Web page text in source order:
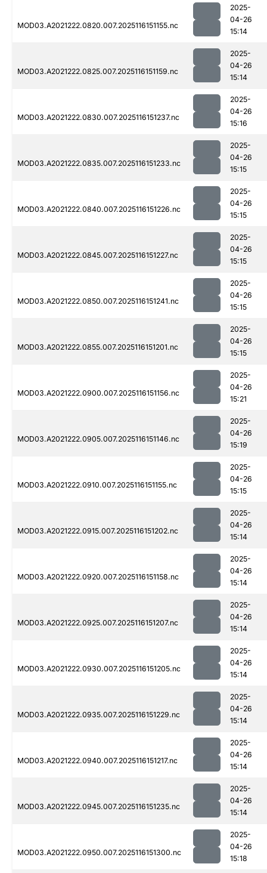
MOD03.A2021222.0820.007.2025116151155.nc
2025-
04-26
15:14
MOD03.A2021222.0825.007.2025116151159.nc
2025-
04-26
15:14
MOD03.A2021222.0830.007.2025116151237.nc
2025-
04-26
15:16
MOD03.A2021222.0835.007.2025116151233.nc
2025-
04-26
15:15
MOD03.A2021222.0840.007.2025116151226.nc
2025-
04-26
15:15
MOD03.A2021222.0845.007.2025116151227.nc
2025-
04-26
15:15
MOD03.A2021222.0850.007.2025116151241.nc
2025-
04-26
15:15
MOD03.A2021222.0855.007.2025116151201.nc
2025-
04-26
15:15
MOD03.A2021222.0900.007.2025116151156.nc
2025-
04-26
15:21
MOD03.A2021222.0905.007.2025116151146.nc
2025-
04-26
15:19
MOD03.A2021222.0910.007.2025116151155.nc
2025-
04-26
15:15
MOD03.A2021222.0915.007.2025116151202.nc
2025-
04-26
15:14
MOD03.A2021222.0920.007.2025116151158.nc
2025-
04-26
15:14
MOD03.A2021222.0925.007.2025116151207.nc
2025-
04-26
15:14
MOD03.A2021222.0930.007.2025116151205.nc
2025-
04-26
15:14
MOD03.A2021222.0935.007.2025116151229.nc
2025-
04-26
15:14
MOD03.A2021222.0940.007.2025116151217.nc
2025-
04-26
15:14
MOD03.A2021222.0945.007.2025116151235.nc
2025-
04-26
15:14
MOD03.A2021222.0950.007.2025116151300.nc
2025-
04-26
15:18